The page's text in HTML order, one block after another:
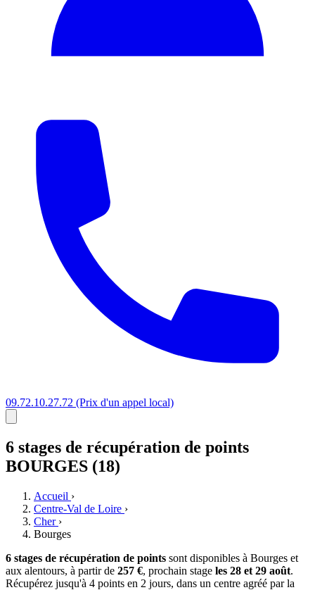
09.72.10.27.72 (Prix d'un appel local)
6 stages de récupération de points
BOURGES (18)
Accueil ›
Centre-Val de Loire ›
Cher ›
Bourges
6 stages de récupération de points sont disponibles à Bourges et
aux alentours, à partir de 257 €, prochain stage les 28 et 29 août.
Récupérez jusqu'à 4 points en 2 jours, dans un centre agréé par la